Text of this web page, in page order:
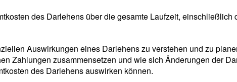
des Darlehens über die gesamte Laufzeit,
Auswirkungen eines Darlehens zu verstehen und zu
Zahlungen zusammensetzen und wie sich Änderungen der
des Darlehens auswirken können.